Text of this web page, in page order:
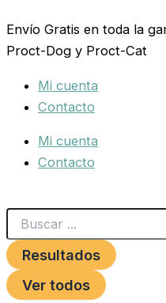
al
contenido
Envío Gratis en toda la
Proct-Dog y Proct-Cat
Mi cuenta
Contacto
Mi cuenta
Contacto
...
Resultados
Ver todos
REPELENTE
PERROS
PetNatura
Seresto
+8
Kg
Seresto
-8
Kg